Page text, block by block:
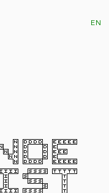
en